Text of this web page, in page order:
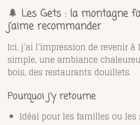
🌲 Les Gets : la montagne
j’aime recommander
Ici, j’ai l’impression de revenir à
simple, une ambiance
bois, des restaurants douillets.
Pourquoi j'y retourne
Idéal pour les familles ou les